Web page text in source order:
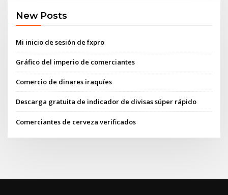
New Posts
Mi inicio de sesión de fxpro
Gráfico del imperio de comerciantes
Comercio de dinares iraquíes
Descarga gratuita de indicador de divisas súper rápido
Comerciantes de cerveza verificados